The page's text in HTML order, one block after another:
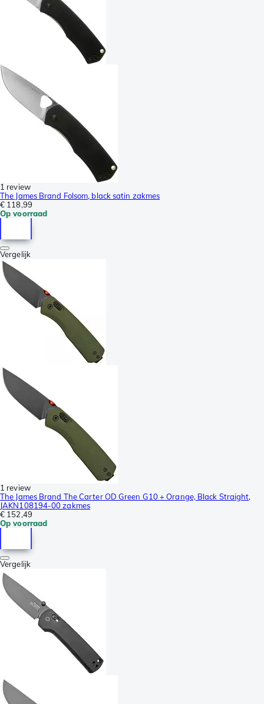
1 review
The James Brand Folsom, black satin zakmes
€ 118,99
Op voorraad
Vergelijk
1 review
The James Brand The Carter OD Green G10 + Orange, Black Straight,
JAKN108194-00 zakmes
€ 152,49
Op voorraad
Vergelijk